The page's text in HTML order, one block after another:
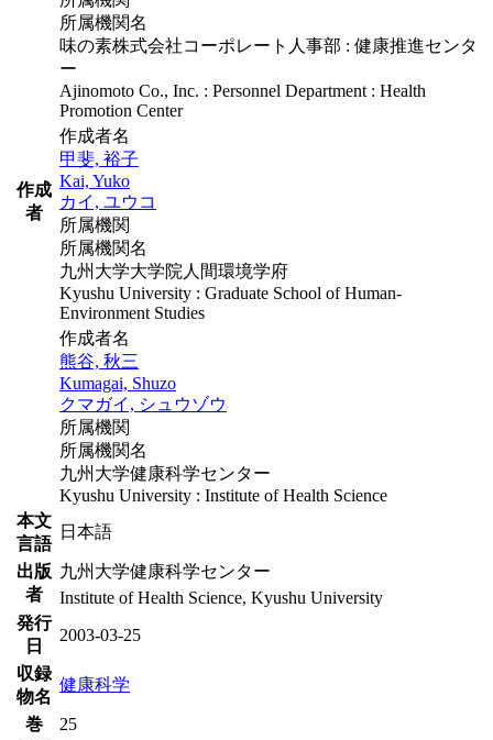
作成
者
所属機関名
味の素株式会社コーポレート人事部 : 健康推進センタ
ー
Ajinomoto Co., Inc. : Personnel Department : Health
Promotion Center
作成者名
甲斐, 裕子
Kai, Yuko
カイ, ユウコ
所属機関
所属機関名
九州大学大学院人間環境学府
Kyushu University : Graduate School of Human-
Environment Studies
作成者名
熊谷, 秋三
Kumagai, Shuzo
クマガイ, シュウゾウ
所属機関
所属機関名
九州大学健康科学センター
Kyushu University : Institute of Health Science
本文
言語
日本語
出版
者
九州大学健康科学センター
Institute of Health Science, Kyushu University
発行
日
2003-03-25
収録
物名
健康科学
巻
25